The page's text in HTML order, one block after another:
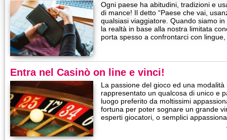
Ogni paese ha abitudini, tradizioni e
di mance! Il detto “Paese che vai,
qualsiasi viaggiatore. Quando siamo
la realtà in base alla nostra limitata
porta spesso a confrontarci con
Entra nel Casinò on line e vinci!
La passione del gioco ed una
rappresentato un qualcosa di unico e
luogo preferito da moltissimi
fortuna per poter sognare un grande
esperti giocatori, o semplici